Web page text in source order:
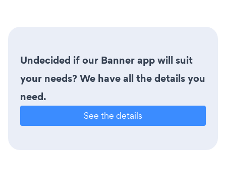
Undecided if our Banner app will suit
your needs? We have all the details you
need.
See the details